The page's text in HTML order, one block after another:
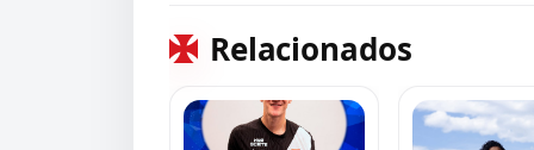
Relacionados